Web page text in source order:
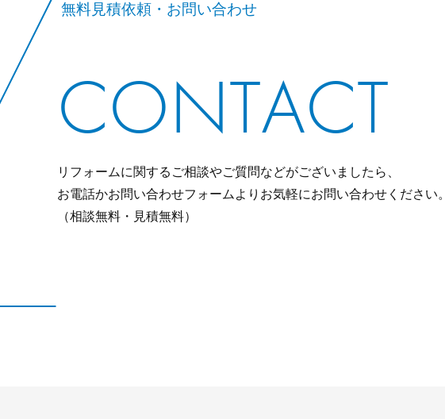
無料見積依頼・お問い合わせ
CONTACT
リフォームに関するご相談やご質問などがございましたら、
お電話かお問い合わせフォームよりお気軽にお問い合わせください。
（相談無料・見積無料）